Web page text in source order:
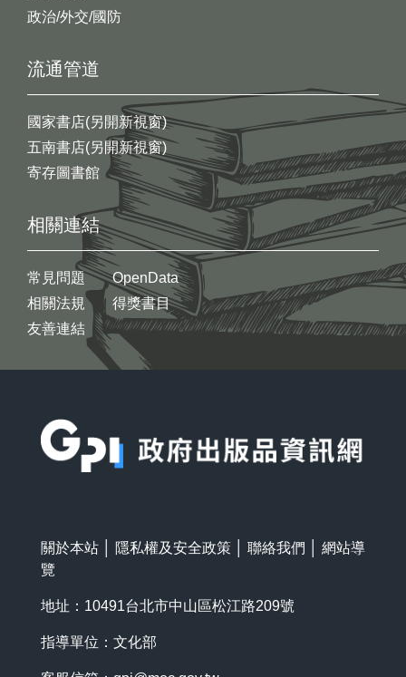
政治/外交/國防
流通管道
國家書店(另開新視窗)
五南書店(另開新視窗)
寄存圖書館
相關連結
常見問題
相關法規
友善連結
OpenData
得獎書目
關於本站 隱私權及安全政策 聯絡我們
網站導
覽
地址：10491台北市中山區松江路209號
指導單位：文化部